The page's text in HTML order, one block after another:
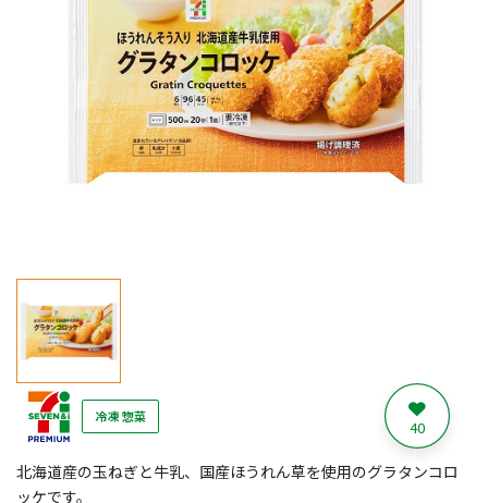
冷凍 惣菜 40
北海道産の玉ねぎと牛乳、国産ほうれん草を使用のグラタンコロ
ッケです。